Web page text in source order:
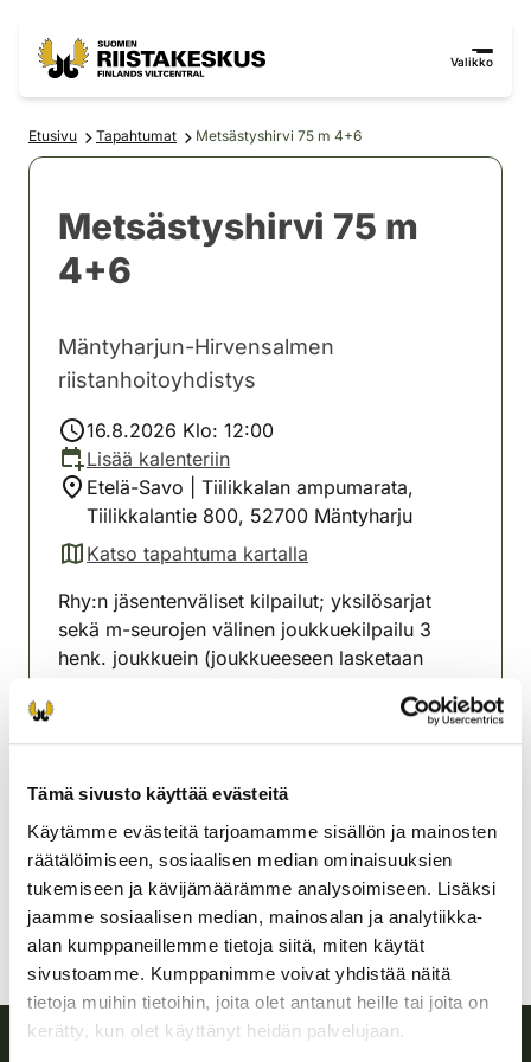
Tämä sivusto käyttää evästeitä
Käytämme evästeitä tarjoamamme sisällön ja mainosten
räätälöimiseen, sosiaalisen median ominaisuuksien
tukemiseen ja kävijämäärämme analysoimiseen. Lisäksi
jaamme sosiaalisen median, mainosalan ja analytiikka-
alan kumppaneillemme tietoja siitä, miten käytät
sivustoamme. Kumppanimme voivat yhdistää näitä
tietoja muihin tietoihin, joita olet antanut heille tai joita on
kerätty, kun olet käyttänyt heidän palvelujaan.
Valikko
Etusivu Tapahtumat Metsästyshirvi 75 m 4+6
Metsästyshirvi 75 m
4+6
Mäntyharjun-Hirvensalmen
riistanhoitoyhdistys
16.8.2026 Klo: 12:00
Lisää kalenteriin
Etelä-Savo | Tiilikkalan ampumarata,
Tiilikkalantie 800, 52700 Mäntyharju
Katso tapahtuma kartalla
(avautuu uuteen välilehteen)
Rhy:n jäsentenväliset kilpailut; yksilösarjat
sekä m-seurojen välinen joukkuekilpailu 3
henk. joukkuein (joukkueeseen lasketaan
Mäntyharjun-Hirvensalmen
Etelä-Savo
0400 653 902
mantyharju-hirvensalmi@rhy.riista.fi